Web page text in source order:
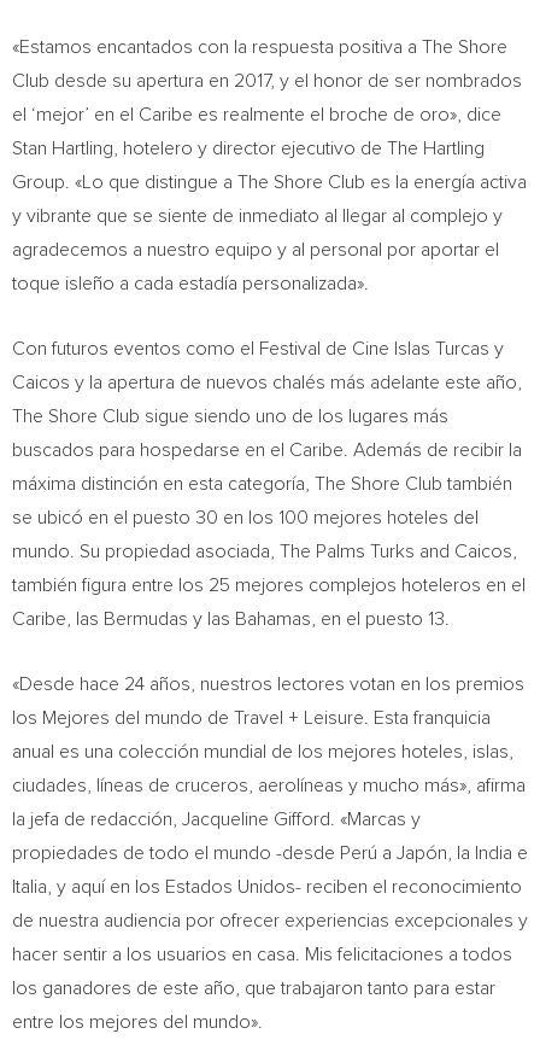
«Estamos encantados con la respuesta positiva a The Shore
Club desde su apertura en 2017, y el honor de ser nombrados
el ‘mejor’ en el Caribe es realmente el broche de oro», dice
Stan Hartling , hotelero y director ejecutivo de The Hartling
Group. «Lo que distingue a The Shore Club es la energía activa
y vibrante que se siente de inmediato al llegar al complejo y
agradecemos a nuestro equipo y al personal por aportar el
toque isleño a cada estadía personalizada».
Con futuros eventos como el Festival de Cine Islas Turcas y
Caicos y la apertura de nuevos chalés más adelante este año,
The Shore Club sigue siendo uno de los lugares más
buscados para hospedarse en el Caribe. Además de recibir la
máxima distinción en esta categoría, The Shore Club también
se ubicó en el puesto 30 en los 100 mejores hoteles del
mundo. Su propiedad asociada, The Palms Turks and Caicos,
también figura entre los 25 mejores complejos hoteleros en el
Caribe, las Bermudas y las Bahamas , en el puesto 13.
«Desde hace 24 años, nuestros lectores votan en los premios
los Mejores del mundo de Travel + Leisure. Esta franquicia
anual es una colección mundial de los mejores hoteles, islas,
ciudades, líneas de cruceros, aerolíneas y mucho más», afirma
la jefa de redacción, Jacqueline Gifford
. «Marcas y
propiedades de todo el mundo -desde Perú a Japón, la India e
Italia, y aquí en los Estados Unidos- reciben el reconocimiento
de nuestra audiencia por ofrecer experiencias excepcionales y
hacer sentir a los usuarios en casa. Mis felicitaciones a todos
los ganadores de este año, que trabajaron tanto para estar
entre los mejores del mundo».